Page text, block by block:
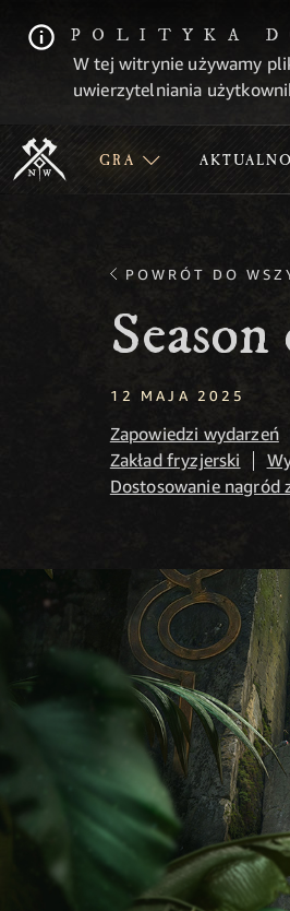
POLITYKA
W tej witrynie używamy
uwierzytelniania
GRA
POWRÓT DO
12 MAJA 2025
Zapowiedzi wydarzeń
Zakład fryzjerski
Dostosowanie nagród